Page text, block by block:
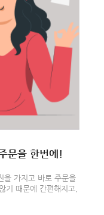
문을 한번에!
을 가지고 바로 주문을
기 때문에 간편해지고,